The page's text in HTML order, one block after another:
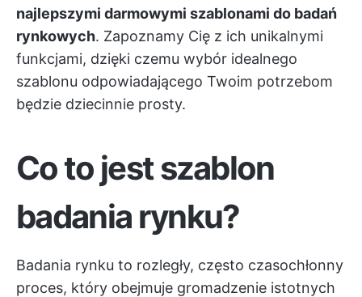
najlepszymi darmowymi szablonami do badań
rynkowych. Zapoznamy Cię z ich unikalnymi
funkcjami, dzięki czemu wybór idealnego
szablonu odpowiadającego Twoim potrzebom
będzie dziecinnie prosty.
Co to jest szablon
badania rynku?
Badania rynku to rozległy, często czasochłonny
proces, który obejmuje gromadzenie istotnych